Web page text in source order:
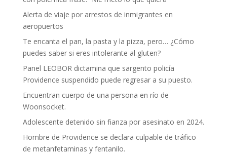
Alerta de viaje por arrestos de inmigrantes en
aeropuertos
Te encanta el pan, la pasta y la pizza, pero… ¿Cómo
puedes saber si eres intolerante al gluten?
Panel LEOBOR dictamina que sargento policía
Providence suspendido puede regresar a su puesto.
Encuentran cuerpo de una persona en río de
Woonsocket.
Adolescente detenido sin fianza por asesinato en 2024.
Hombre de Providence se declara culpable de tráfico
de metanfetaminas y fentanilo.